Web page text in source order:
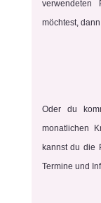
möchtest,
Oder du
monatlichen
kannst du die
Termine und